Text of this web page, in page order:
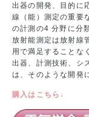
出器の開発、目的に
線（能）測定の重要
の計測の4 分野に分
放射能測定は放射線
用で満足することな
出器、計測技術、シ
は、そのような開発
購入はこちら↓